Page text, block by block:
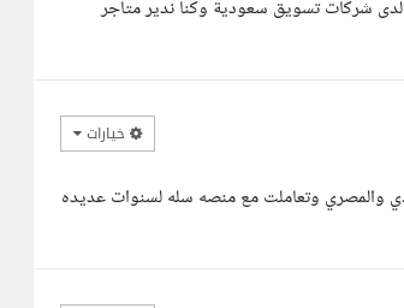
لدى شركات تسويق سعودية وكنا ندير متاجر
خيارات
والمصري وتعاملت مع منصه سله لسنوات عديده